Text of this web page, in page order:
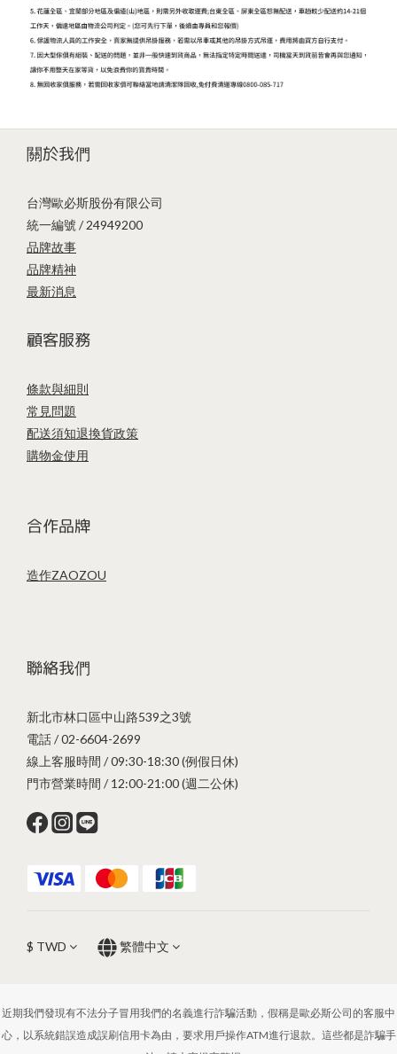
關於我們
台灣歐必斯股份有限公司
統一編號 / 24949200
品牌故事
品牌精神
最新消息
顧客服務
條款與細則
常見問題
配送須知退換貨政策
購物金使用
合作品牌
造作ZAOZOU
聯絡我們
新北市林口區中山路539之3號
電話 / 02-6604-2699
線上客服時間 / 09:30-18:30 (例假日休)
門市營業時間 / 12:00-21:00 (週二公休)
$ TWD 繁體中文
近期我們發現有不法分子冒用我們的名義進行詐騙活動，假稱是歐必斯公司的客服中
心，以系統錯誤造成誤刷信用卡為由，要求用戶操作ATM進行退款。這些都是詐騙手